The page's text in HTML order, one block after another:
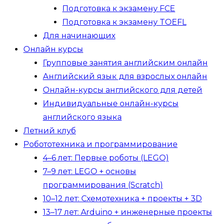
Подготовка к экзамену FCE
Подготовка к экзамену TOEFL
Для начинающих
Онлайн курсы
Групповые занятия английским онлайн
Английский язык для взрослых онлайн
Онлайн-курсы английского для детей
Индивидуальные онлайн-курсы
английского языка
Летний клуб
Робототехника и программирование
4–6 лет: Первые роботы (LEGO)
7–9 лет: LEGO + основы
программирования (Scratch)
10–12 лет: Схемотехника + проекты + 3D
13–17 лет: Arduino + инженерные проекты